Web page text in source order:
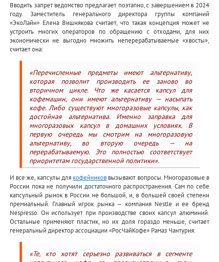
Вводить запрет ведомство предлагает поэтапно, с завершением в 2024
году. Заместитель генерального директора группы компаний
«ЭкоЛайн» Елена Вишнякова считает, что такая концепция может не
устроить многих операторов по обращению с отходами, для них
экономически не выгодно множить неперерабатываемые «хвосты»,
считает она:
«Перечисленные предметы имеют альтернативу,
которая позволит производить ее заново во
вторичном цикле. Что же касается капсул для
кофемашин, они имеют альтернативу — насыпать
кофе. Либо существуют многоразовые капсулы, как
достойная альтернатива. Именно заправка для
многоразовых капсул в домашних условиях. В
первую очередь мы смотрим на многоразовую
альтернативу, во вторую очередь — на
перерабатываемую. Это полностью соответствует
приоритетам государственной политики».
И все же, капсулы для кофейников вызывают вопросы. Многоразовые в
России пока не получили достаточного распространения. Сам по себе
капсульный рынок в России не большой, и, в большей своей степени
премиальный. Главный игрок рынка — компания Nestle и ее бренд
Nespresso. Он использует при производстве своих капсул алюминий.
Остальные применяют пластик, но их доля гораздо меньше, считает
генеральный директор ассоциации «РосЧайКофе» Рамаз Чантурия.
«Те, кто хотят серьезно развиваться в сегменте